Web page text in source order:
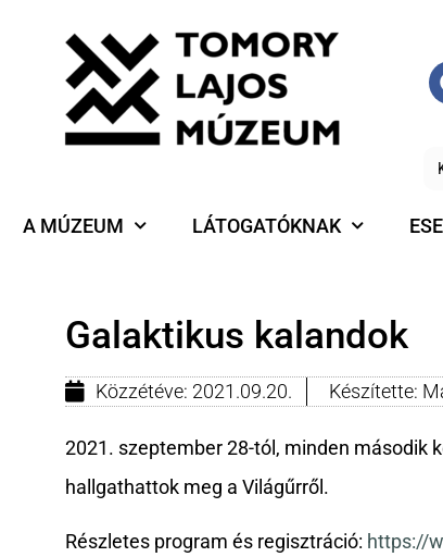
A MÚZEUM LÁTOGATÓKNAK
Galaktikus kalandok
Közzétéve: 2021.09.20. Készítette:
2021. szeptember 28-tól, minden második
hallgathattok meg a Világűrről.
Részletes program és regisztráció: https://